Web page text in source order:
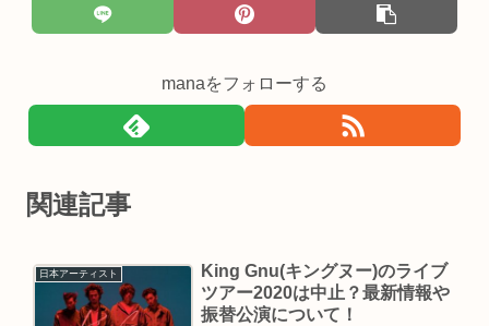
manaをフォローする
関連記事
日本アーティスト
King Gnu(キングヌー)のライブ
ツアー2020は中止？最新情報や
振替公演について！